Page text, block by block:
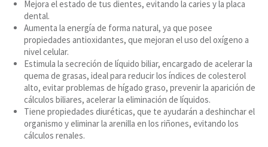
Mejora el estado de tus dientes, evitando la caries y la placa
dental.
Aumenta la energía de forma natural, ya que posee
propiedades antioxidantes, que mejoran el uso del oxígeno a
nivel celular.
Estimula la secreción de líquido biliar, encargado de acelerar la
quema de grasas, ideal para reducir los índices de colesterol
alto, evitar problemas de hígado graso, prevenir la aparición de
cálculos biliares, acelerar la eliminación de líquidos.
Tiene propiedades diuréticas, que te ayudarán a deshinchar el
organismo y eliminar la arenilla en los riñones, evitando los
cálculos renales.